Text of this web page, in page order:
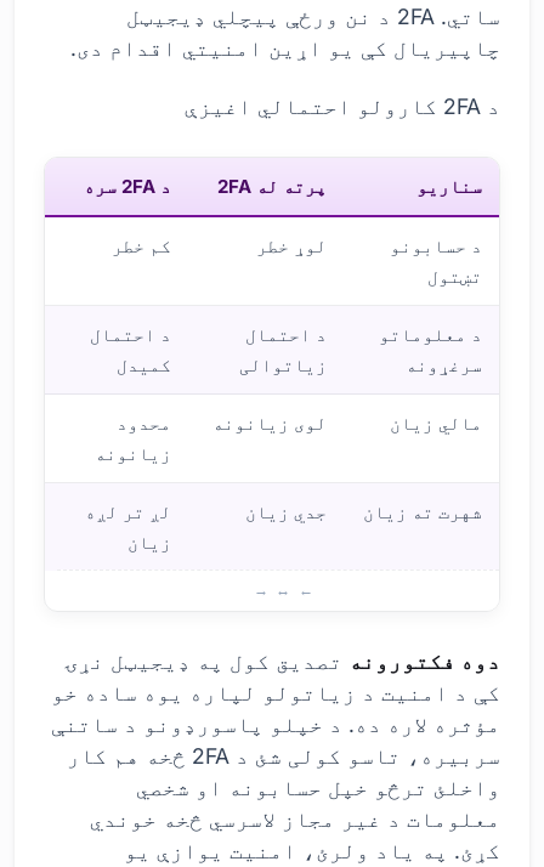
ساتي. 2FA د نن ورځې پیچلي ډیجیټل
چاپیریال کې یو اړین امنیتي اقدام دی.
د 2FA کارولو احتمالي اغیزې
سناریو پرته له 2FA د 2FA سره
د حسابونو
تښتول
لوړ خطر کم خطر
د معلوماتو
سرغړونه
د احتمال
زیاتوالی
د احتمال
کمیدل
مالي زیان لوی زیانونه
محدود
زیانونه
شهرت ته زیان جدي زیان
لږ تر لږه
زیان
دوه فکتورونه تصدیق کول په ډیجیټل نړۍ
کې د امنیت د زیاتولو لپاره یوه ساده خو
مؤثره لاره ده. د خپلو پاسورډونو د ساتنې
سربیره، تاسو کولی شئ د 2FA څخه هم کار
واخلئ ترڅو خپل حسابونه او شخصي
معلومات د غیر مجاز لاسرسي څخه خوندي
کړئ. په یاد ولرئ، امنیت یوازې یو